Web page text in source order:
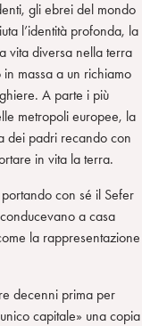
gli ebrei del mondo
l’identità profonda, la
vita diversa nella terra
massa a un richiamo
A parte i più
metropoli europee, la
dei padri recando con
in vita la terra.
con sé il Sefer
a casa
la rappresentazione
decenni prima per
capitale» una copia